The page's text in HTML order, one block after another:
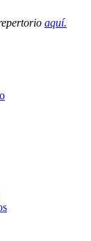
aquí.